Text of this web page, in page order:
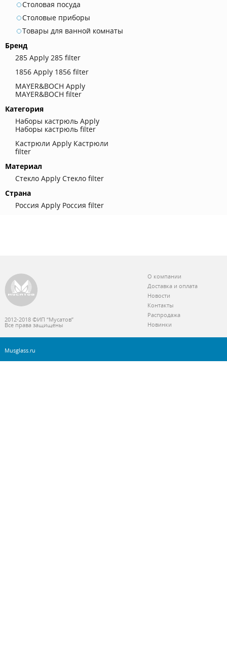
Столовая посуда
Столовые приборы
Товары для ванной комнаты
Бренд
285 Apply 285 filter
1856 Apply 1856 filter
MAYER&BOCH Apply
MAYER&BOCH filter
Категория
Наборы кастрюль Apply
Наборы кастрюль filter
Кастрюли Apply Кастрюли
filter
Материал
Стекло Apply Стекло filter
Страна
Россия Apply Россия filter
2012-2018 ©ИП “Мусатов”
Все права защищены
О компании
Доставка и оплата
Новости
Контакты
Распродажа
Новинки
Musglass.ru